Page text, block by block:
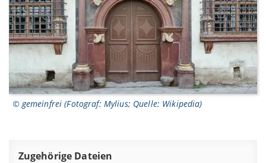
© gemeinfrei (Fotograf: Mylius; Quelle: Wikipedia)
Zugehörige Dateien